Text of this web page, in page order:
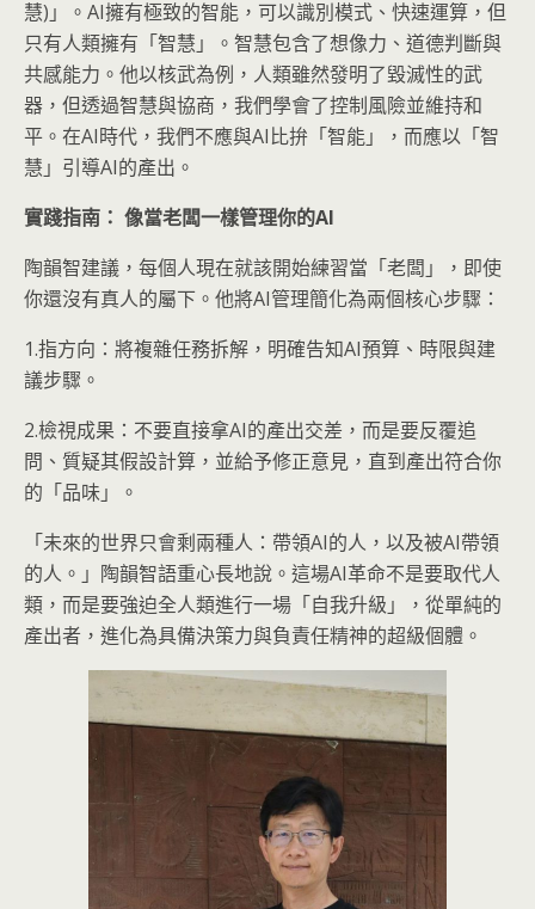
慧)」。AI擁有極致的智能，可以識別模式、快速運算，但
只有人類擁有「智慧」。智慧包含了想像力、道德判斷與
共感能力。他以核武為例，人類雖然發明了毀滅性的武
器，但透過智慧與協商，我們學會了控制風險並維持和
平。在AI時代，我們不應與AI比拚「智能」，而應以「智
慧」引導AI的產出。
實踐指南： 像當老闆一樣管理你的AI
陶韻智建議，每個人現在就該開始練習當「老闆」，即使
你還沒有真人的屬下。他將AI管理簡化為兩個核心步驟：
1.指方向：將複雜任務拆解，明確告知AI預算、時限與建
議步驟。
2.檢視成果：不要直接拿AI的產出交差，而是要反覆追
問、質疑其假設計算，並給予修正意見，直到產出符合你
的「品味」。
「未來的世界只會剩兩種人：帶領AI的人，以及被AI帶領
的人。」陶韻智語重心長地說。這場AI革命不是要取代人
類，而是要強迫全人類進行一場「自我升級」，從單純的
產出者，進化為具備決策力與負責任精神的超級個體。